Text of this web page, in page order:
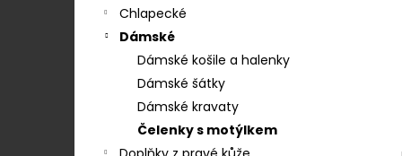
Chlapecké
Dámské
Dámské košile a halenky
Dámské šátky
Dámské kravaty
Čelenky s motýlkem